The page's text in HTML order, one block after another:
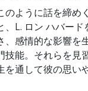
のように話を締め
L. ロン ハバード
、感情的な影響を
技能。それらを見
を通して彼の思い